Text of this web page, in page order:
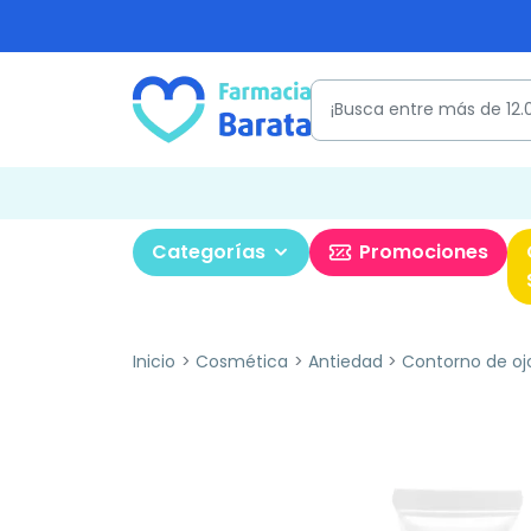
Categorías Promociones
Inicio Cosmética Antiedad Contorno de